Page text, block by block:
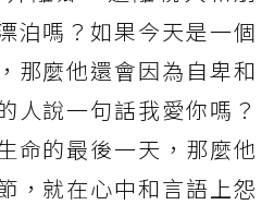
泊嗎？如果今天是一個
那麼他還會因為自卑和
人說一句話我愛你嗎？
命的最後一天，那麼他
，就在心中和言語上怨